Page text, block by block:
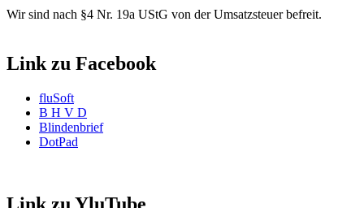
Wir sind nach §4 Nr. 19a UStG von der Umsatzsteuer befreit.
Link zu Facebook
fluSoft
B H V D
Blindenbrief
DotPad
Link zu YluTube